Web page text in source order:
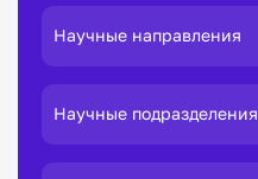
Научные направления
Научные подразделения